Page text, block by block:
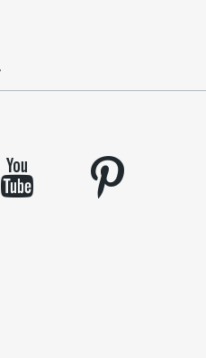
youtube
pinterest